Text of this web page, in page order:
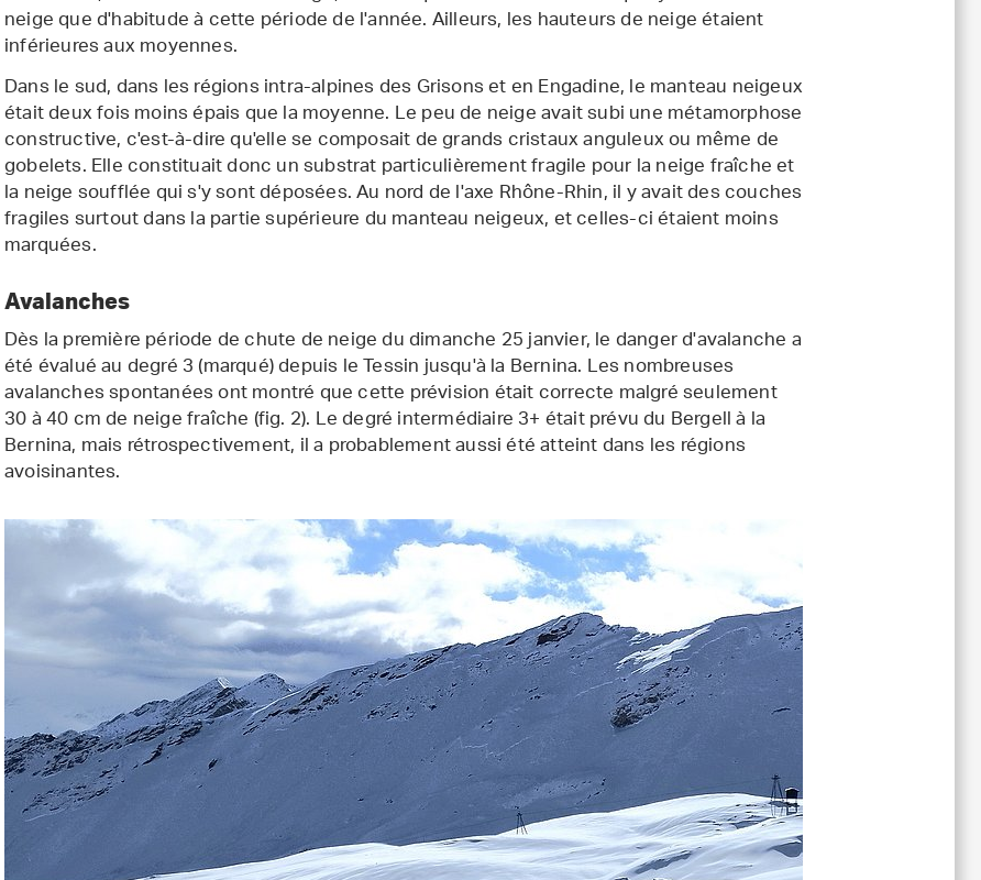
neige que d'habitude à cette période de l'année. Ailleurs, les hauteurs de neige étaient
inférieures aux moyennes.
Dans le sud, dans les régions intra-alpines des Grisons et en Engadine, le manteau neigeux
était deux fois moins épais que la moyenne. Le peu de neige avait subi une métamorphose
constructive, c'est-à-dire qu'elle se composait de grands cristaux anguleux ou même de
gobelets. Elle constituait donc un substrat particulièrement fragile pour la neige fraîche et
la neige soufflée qui s'y sont déposées. Au nord de l'axe Rhône-Rhin, il y avait des couches
fragiles surtout dans la partie supérieure du manteau neigeux, et celles-ci étaient moins
marquées.
Avalanches
Dès la première période de chute de neige du dimanche 25 janvier, le danger d'avalanche a
été évalué au degré 3 (marqué) depuis le Tessin jusqu'à la Bernina. Les nombreuses
avalanches spontanées ont montré que cette prévision était correcte malgré seulement
30 à 40 cm de neige fraîche (fig. 2). Le degré intermédiaire 3+ était prévu du Bergell à la
Bernina, mais rétrospectivement, il a probablement aussi été atteint dans les régions
avoisinantes.